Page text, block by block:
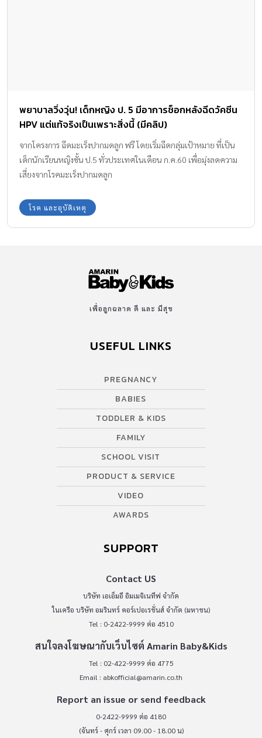
พยาบาลวิ่งวุ่น! เด็กหญิง ป. 5 มีอาการช็อกหลังฉีดวัคซีน
HPV แต่แท้จริงเป็นเพราะสิ่งนี้ (มีคลิป)
จากโครงการ ฉีดมะเร็งปากมดลูก ฟรี โดยเริ่มฉีดกลุ่มเป้าหมาย ที่เป็น
เด็กนักเรียนหญิงชั้น ป.5 ทั่วประเทศในเดือน ก.ค.60 เพื่อมุ่งลดความ
เสี่ยงจากโรคมะเร็งปากมดลูก
โรค และอุบัติเหตุ
เพื่อลูกฉลาด ดี และ มีสุข
USEFUL LINKS
PREGNANCY
BABIES
TODDLER & KIDS
FAMILY
SCHOOL VISIT
PRODUCT & SERVICE
VIDEO
AWARDS
SUPPORT
Contact US
บริษัท เอเอ็มอี อิมเมจิเนทีฟ จำกัด
ในเครือ บริษัท อมรินทร์ คอร์เปอเรชั่นส์ จำกัด (มหาชน)
Tel : 0-2422-9999 ต่อ 4510
สนใจลงโฆษณากับเว็บไซต์ Amarin Baby&Kids
Tel : 02-422-9999 ต่อ 4775
Email : abkofficial@amarin.co.th
Report an issue or send feedback
0-2422-9999 ต่อ 4180
(จันทร์ - ศุกร์ เวลา 09.00 - 18.00 น)